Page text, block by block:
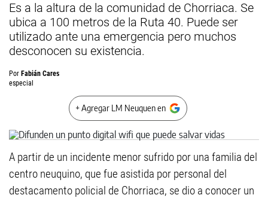
Es a la altura de la comunidad de Chorriaca. Se
ubica a 100 metros de la Ruta 40. Puede ser
utilizado ante una emergencia pero muchos
desconocen su existencia.
Por Fabián Cares
especial
+ Agregar LM Neuquen en
A partir de un incidente menor sufrido por una familia del
centro neuquino, que fue asistida por personal del
destacamento policial de Chorriaca, se dio a conocer un